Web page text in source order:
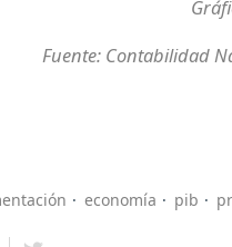
Fuente: Contabilidad
economía pib